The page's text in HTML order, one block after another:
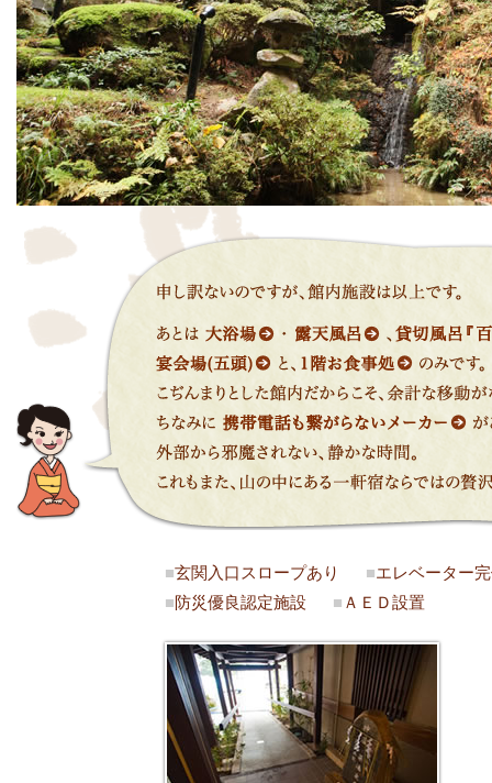
■玄関入口スロープあり ■エレベーター
■防災優良認定施設 ■ ＡＥＤ設置